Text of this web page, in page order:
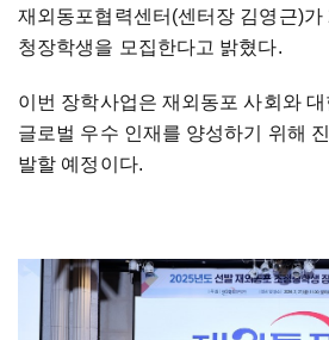
재외동포협력센터(센터장 김영근)
청장학생을 모집한다고 밝혔다.
이번 장학사업은 재외동포 사회와
글로벌 우수 인재를 양성하기 위해
발할 예정이다.